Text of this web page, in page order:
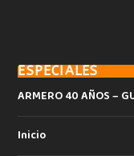
ESPECIALES
ARMERO 40 AÑOS –
Inicio